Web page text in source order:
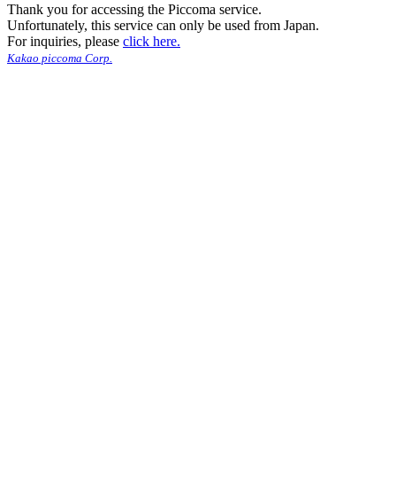
Thank you for accessing the Piccoma service.
Unfortunately, this service can only be used from Japan.
For inquiries, please click here.
Kakao piccoma Corp.